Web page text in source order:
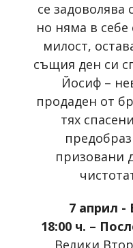
се
но няма в
милост,
същия ден си
Йосиф –
продаден от
тях
призовани
7 април -
18:00 ч. –
Велики